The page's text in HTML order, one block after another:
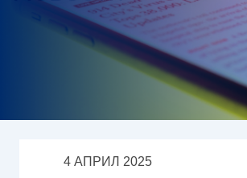
4 АПРИЛ 2025